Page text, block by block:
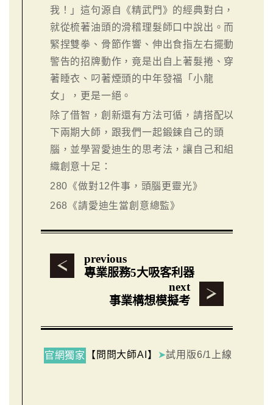
我！」這句源自《精武門》的經典對白，
就從梳著油頭的滑稽理髮師口中說出。而
緊捏雙拳、骨節作響、伸出食指左右擺動
警告的招牌動作，竟是出自上著髮捲、穿
著睡衣、叼著煙頭的中年發福「小龍
女」，更是一絕。
除了借智，創新還有方法可循，請搭配以
下兩期大師，跟我們一起鍛鍊自己的頭
腦，並學習愛迪生的思考法，讓自己和組
織創意十足：
280 《做對12件事，頭腦更靈光》
268 《請愛迪生當創意總監》
previous
專業服務5大吸客利器
next
事業構想模擬考
官網獨家 【問問大師AI】 ➤試用版6/1上線